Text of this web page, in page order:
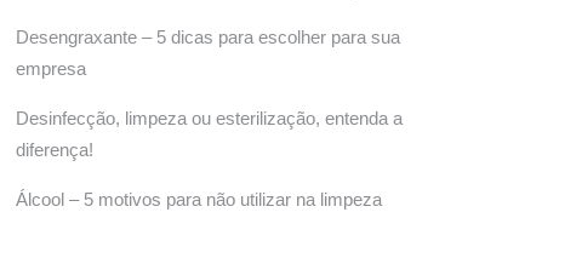
Desengraxante – 5 dicas para escolher para sua
empresa
Desinfecção, limpeza ou esterilização, entenda a
diferença!
Álcool – 5 motivos para não utilizar na limpeza